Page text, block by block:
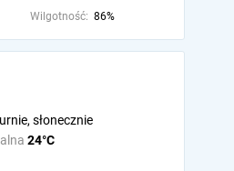
Wilgotność: 86%
24°C
słonecznie